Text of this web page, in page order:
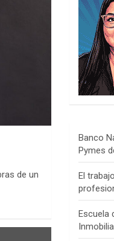
de un
Banco
Pymes
El
Escuela